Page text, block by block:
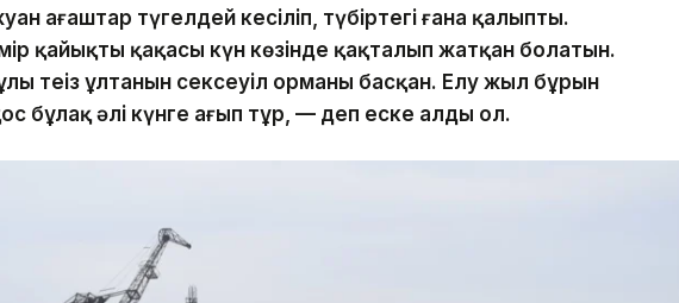
ағаштар түгелдей кесіліп, түбіртегі ғана қалыпты.
қайықтың қаңқасы күн көзінде қақталып жатқан болатын.
теңіз ұлтанын сексеуіл орманы басқан. Елу жыл бұрын
бұлақ әлі күнге ағып тұр, — деп еске алды ол.